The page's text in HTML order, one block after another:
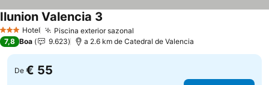
3 EstrelasHotel Piscina exterior sazonal
Ilunion Valencia 3
7,8 Boa 9.623 a 2.6 km de Catedral de Valencia
De € 55